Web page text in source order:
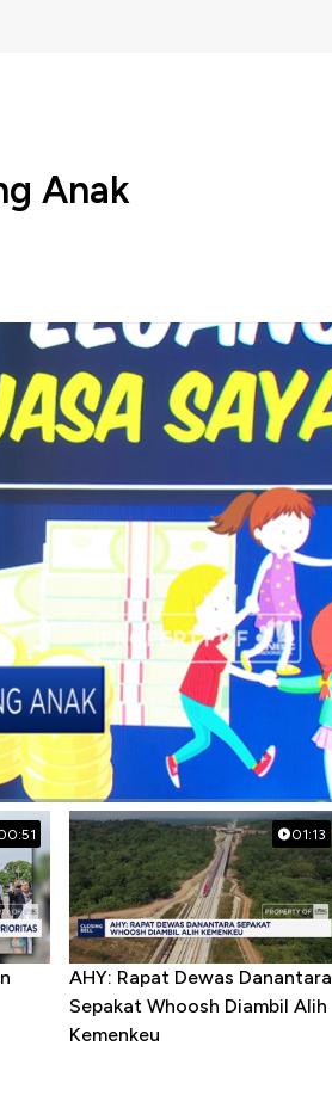
Anak
metropolitan membuat kebutuhan
jasa. Namun membangun jasa
para orang tua.
anak? Exist In Exist akan
01:13
AHY: Rapat Dewas Danantara
Sepakat Whoosh Diambil Alih
Kemenkeu